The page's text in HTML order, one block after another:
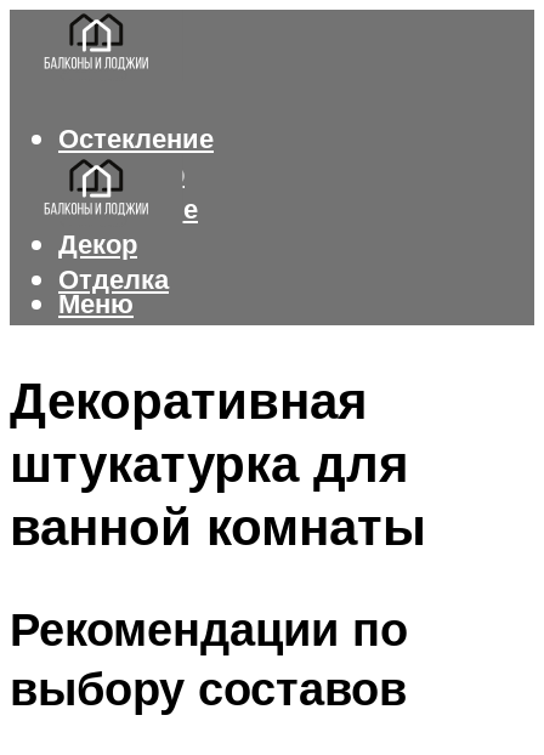
Остекление
Интерьер
Утепление
Декор
Отделка
Меню
Декоративная
штукатурка для
ванной комнаты
Рекомендации по
выбору составов